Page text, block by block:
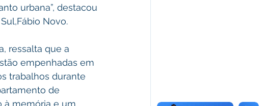
urbana”, destacou
Novo.
ressalta que a
empenhadas em
trabalhos durante
de